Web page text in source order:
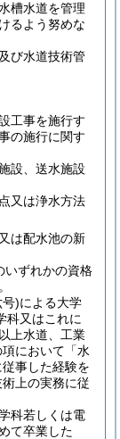
槽水道を管理
るよう努めな
び水道技術管
工事を施行す
の施行に関す
設、送水施設
又は浄水方法
は配水池の新
いずれかの資格
)による大学
科又はこれに
上水道、工業
において「水
事した経験を
上の実務に従
科若しくは電
て卒業した